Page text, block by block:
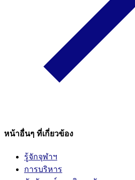
หน้าอื่นๆ ที่เกี่ยวข้อง
รู้จักจุฬาฯ
การบริหาร